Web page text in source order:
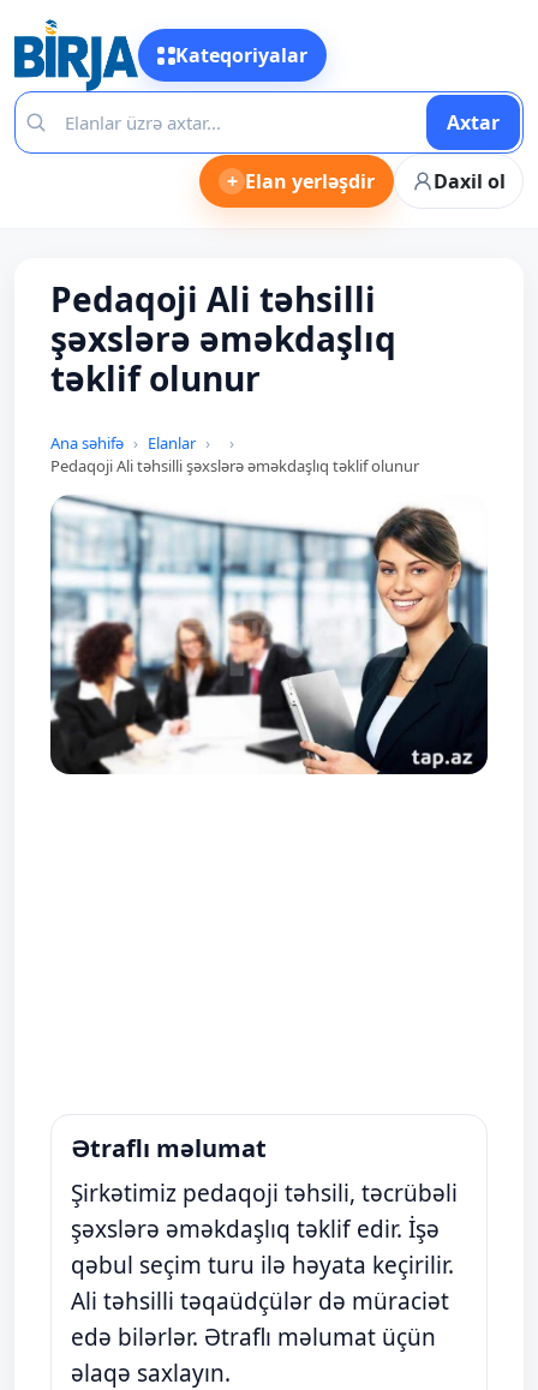
Kateqoriyalar
Axtar
+ Elan yerləşdir Daxil ol
Pedaqoji Ali təhsilli
şəxslərə əməkdaşlıq
təklif olunur
Ana səhifə
Elanlar
Pedaqoji Ali təhsilli şəxslərə əməkdaşlıq təklif olunur
Ətraflı məlumat
Şirkətimiz pedaqoji təhsili, təcrübəli
şəxslərə əməkdaşlıq təklif edir. İşə
qəbul seçim turu ilə həyata keçirilir.
Ali təhsilli təqaüdçülər də müraciət
edə bilərlər. Ətraflı məlumat üçün
əlaqə saxlayın.